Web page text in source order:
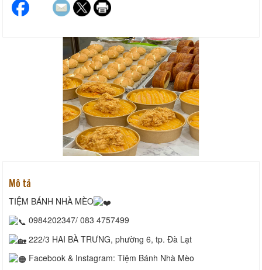
Mô tả
TIỆM BÁNH NHÀ MÈO
0984202347/ 083 4757499
222/3 HAI BÀ TRƯNG, phường 6, tp. Đà Lạt
Facebook & Instagram: Tiệm Bánh Nhà Mèo